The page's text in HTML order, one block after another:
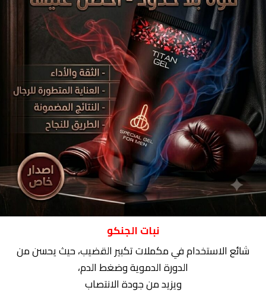
نبات الجنكو
شائع الاستخدام في مكملات تكبير القضيب، حيث يحسن من
الدورة الدموية وضغط الدم،
ويزيد من جودة الانتصاب